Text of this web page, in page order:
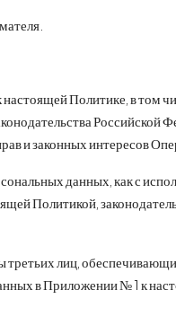
Политике, в том
и законных интересов
данных, как с
Политикой,
лиц,
в Приложении № 1 к